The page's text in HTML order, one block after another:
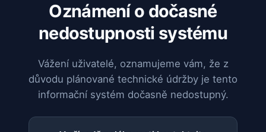
Oznámení o dočasné
nedostupnosti systému
Vážení uživatelé, oznamujeme vám, že z
důvodu plánované technické údržby je tento
informační systém dočasně nedostupný.